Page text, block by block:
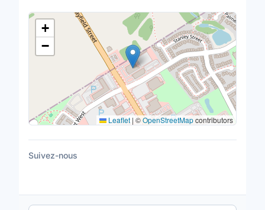
Lieu
+
−
Leaflet | ©OpenStreetMapcontributors
Suivez-nous